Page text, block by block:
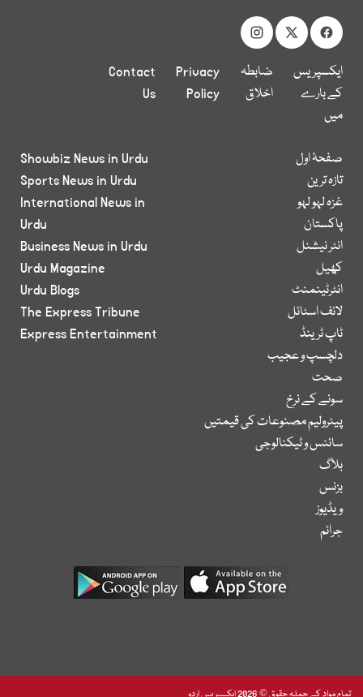
ایکسپریس
کے بارے
میں
ضابطہ
اخلاق
Privacy
Policy
Contact
Us
صفحۂ اول
تازہ ترین
غزہ لہو لہو
پاکستان
انٹر نیشنل
کھیل
انٹرٹینمنٹ
لائف اسٹائل
ٹاپ ٹرینڈ
دلچسپ و عجیب
صحت
سونے کے نرخ
پیٹرولیم مصنوعات کی قیمتیں
سائنس و ٹیکنالوجی
بلاگ
بزنس
ویڈیوز
جرائم
Showbiz News in Urdu
Sports News in Urdu
International News in
Urdu
Business News in Urdu
Urdu Magazine
Urdu Blogs
The Express Tribune
Express Entertainment
تمام مواد کے جملہ حقوق © 2026 ایکسپریس اردو